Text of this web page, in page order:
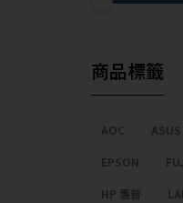
商品標籤
AOC
EPSON
HP 惠普